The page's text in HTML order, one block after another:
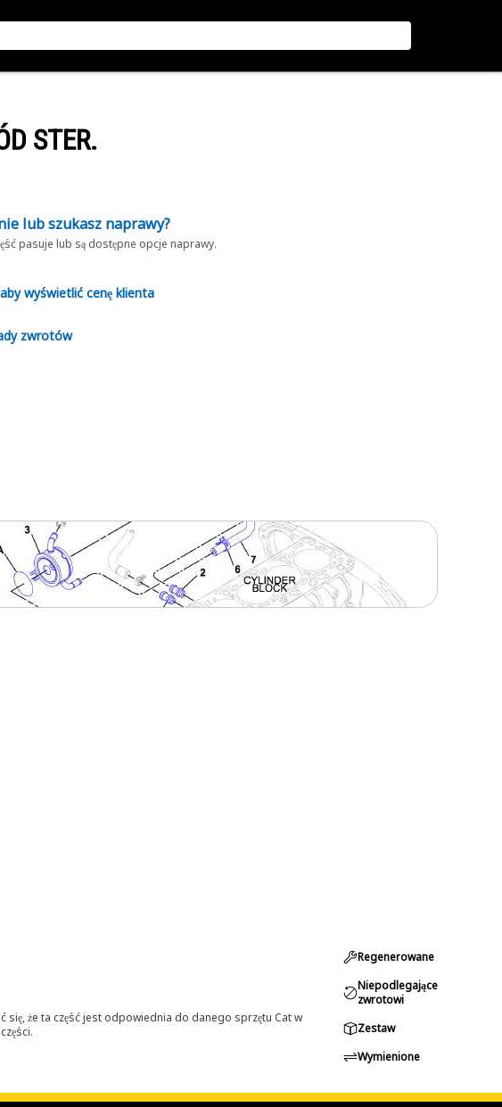
STER.
lub szukasz naprawy?
pasuje lub są dostępne opcje naprawy.
wyświetlić cenę klienta
zwrotów
że ta część jest odpowiednia do danego sprzętu Cat w
Regenerowane
Niepodlegające
zwrotowi
Zestaw
Wymienione